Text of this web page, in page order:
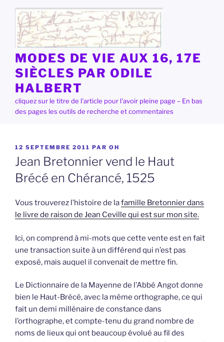
contenu
principal
MODES DE VIE AUX 16, 17E
SIÈCLES PAR ODILE
HALBERT
cliquez sur le titre de l'article pour l'avoir pleine page – En bas
des pages les outils de recherche et commentaires
PUBLIÉ
LE
12 SEPTEMBRE 2011 PAR OH
Jean Bretonnier vend le Haut
Brécé en Chérancé, 1525
Vous trouverez l’histoire de lafamille Bretonnier dans
le livre de raison de Jean Ceville qui est sur mon site.
Ici, on comprend à mi-mots que cette vente est en fait
une transaction suite à un différend qui n’est pas
exposé, mais auquel il convenait de mettre fin.
Le Dictionnaire de la Mayenne de l’Abbé Angot donne
bien le Haut-Brécé, avec la même orthographe, ce qui
fait un demi millénaire de constance dans
l’orthographe, et compte-tenu du grand nombre de
noms de lieux qui ont beaucoup évolué au fil des